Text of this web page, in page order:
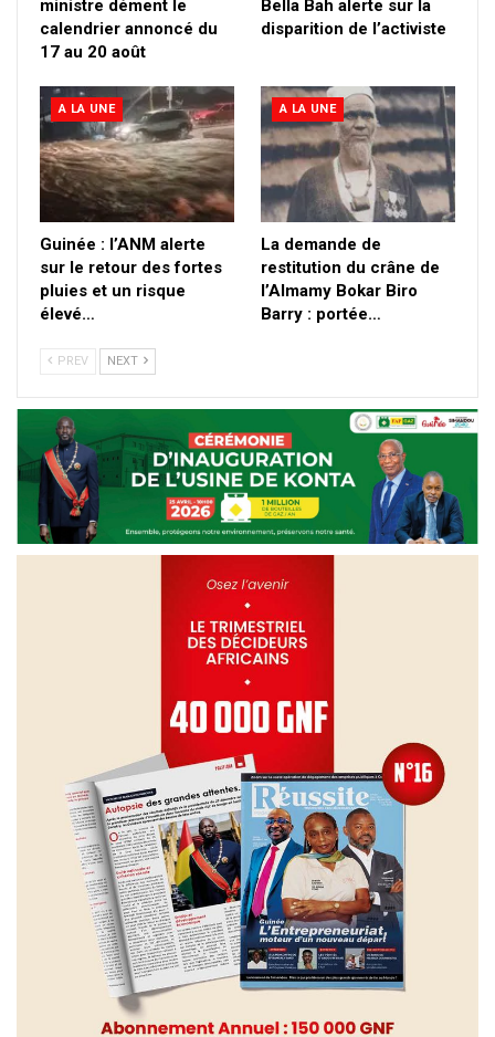
ministre dément le
calendrier annoncé du
17 au 20 août
Bella Bah alerte sur la
disparition de l’activiste
A LA UNE
Guinée : l’ANM alerte
sur le retour des fortes
pluies et un risque
élevé…
A LA UNE
La demande de
restitution du crâne de
l’Almamy Bokar Biro
Barry : portée…
PREV NEXT